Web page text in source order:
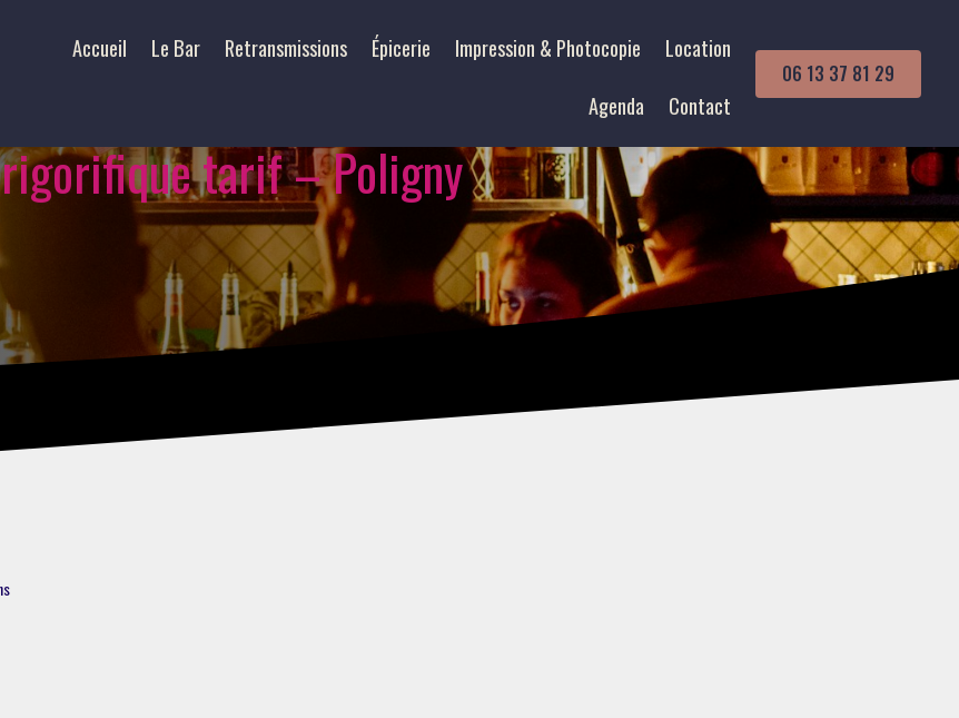
Accueil Le Bar Retransmissions Épicerie Impression & Photocopie
Location
Agenda
Contact
06 13 37 81 29
tarif – Poligny